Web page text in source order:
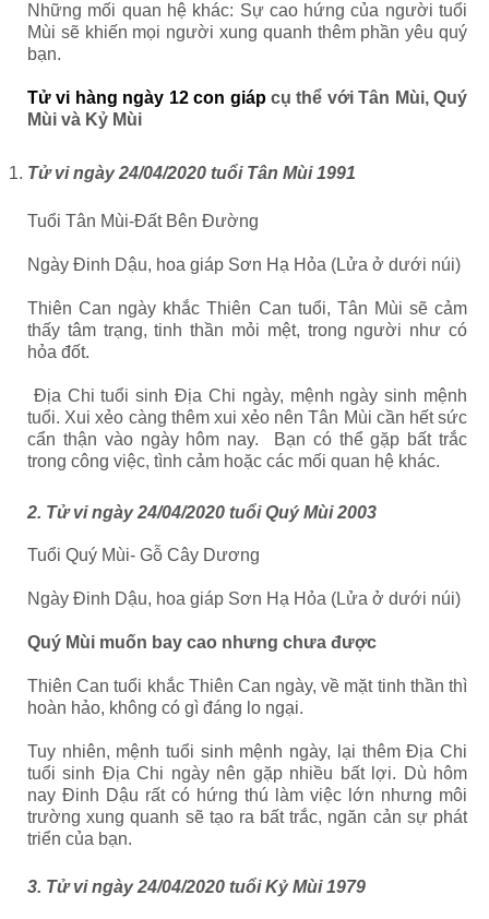
Những mối quan hệ khác: Sự cao hứng của người tuổi
Mùi sẽ khiến mọi người xung quanh thêm phần yêu quý
bạn.
Tử vi hàng ngày 12 con giápcụ thể với Tân Mùi, Quý
Mùi và Kỷ Mùi
Tử vi ngày 24/04/2020 tuổi Tân Mùi 1991
Tuổi Tân Mùi-Đất Bên Đường
Ngày Đinh Dậu, hoa giáp Sơn Hạ Hỏa (Lửa ở dưới núi)
Thiên Can ngày khắc Thiên Can tuổi, Tân Mùi sẽ cảm
thấy tâm trạng, tinh thần mỏi mệt, trong người như có
hỏa đốt.
Địa Chi tuổi sinh Địa Chi ngày, mệnh ngày sinh mệnh
tuổi. Xui xẻo càng thêm xui xẻo nên Tân Mùi cần hết sức
cẩn thận vào ngày hôm nay. Bạn có thể gặp bất trắc
trong công việc, tình cảm hoặc các mối quan hệ khác.
2. Tử vi ngày 24/04/2020 tuổi Quý Mùi 2003
Tuổi Quý Mùi- Gỗ Cây Dương
Ngày Đinh Dậu, hoa giáp Sơn Hạ Hỏa (Lửa ở dưới núi)
Quý Mùi muốn bay cao nhưng chưa được
Thiên Can tuổi khắc Thiên Can ngày, về mặt tinh thần thì
hoàn hảo, không có gì đáng lo ngại.
Tuy nhiên, mệnh tuổi sinh mệnh ngày, lại thêm Địa Chi
tuổi sinh Địa Chi ngày nên gặp nhiều bất lợi. Dù hôm
nay Đinh Dậu rất có hứng thú làm việc lớn nhưng môi
trường xung quanh sẽ tạo ra bất trắc, ngăn cản sự phát
triển của bạn.
3. Tử vi ngày 24/04/2020 tuổi Kỷ Mùi 1979